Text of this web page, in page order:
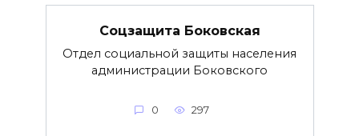
Соцзащита Боковская
Отдел социальной защиты населения
администрации Боковского
0 297